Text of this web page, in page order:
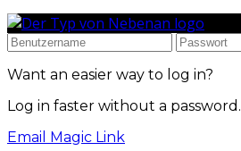
Want an easier way to log in?
Log in faster without a password.
Email Magic Link